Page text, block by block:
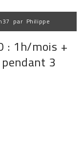
par Philippe
: 1h/mois +
3